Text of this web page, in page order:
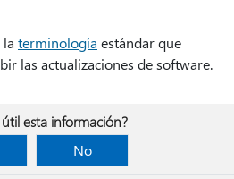
terminología estándar que
las actualizaciones de software.
esta información?
No